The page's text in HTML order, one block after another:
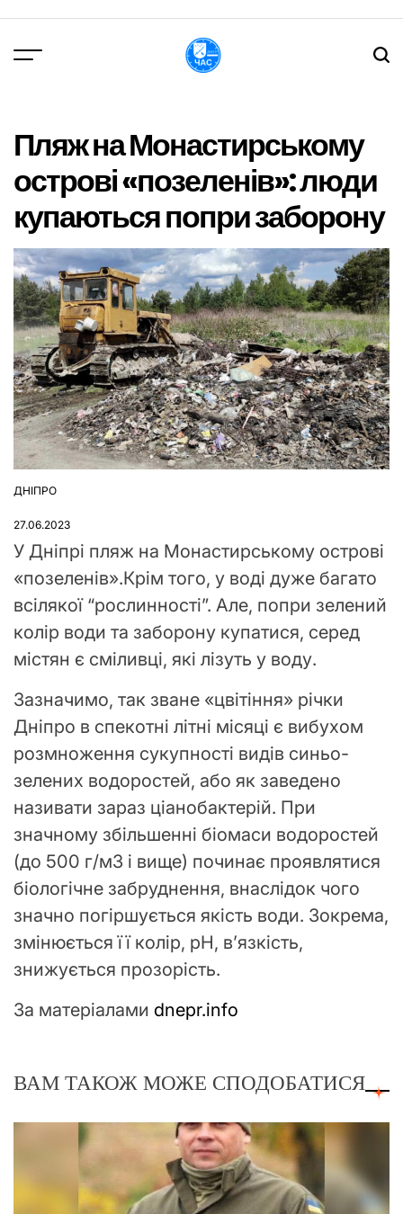
вмісту
Пляж на Монастирському
острові «позеленів»: люди
купаються попри заборону
ОПУБЛІКУВАТИ
ДНІПРО
27.06.2023
У Дніпрі пляж на Монастирському острові
«позеленів».Крім того, у воді дуже багато
всілякої “рослинності”. Але, попри зелений
колір води та заборону купатися, серед
містян є сміливці, які лізуть у воду.
Зазначимо, так зване «цвітіння» річки
Дніпро в спекотні літні місяці є вибухом
розмноження сукупності видів синьо-
зелених водоростей, або як заведено
називати зараз ціанобактерій. При
значному збільшенні біомаси водоростей
(до 500 г/м3 і вище) починає проявлятися
біологічне забруднення, внаслідок чого
значно погіршується якість води. Зокрема,
змінюється її колір, рН, в’язкість,
знижується прозорість.
За матеріалами dnepr.info
ВАМ ТАКОЖ МОЖЕ СПОДОБАТИСЯ